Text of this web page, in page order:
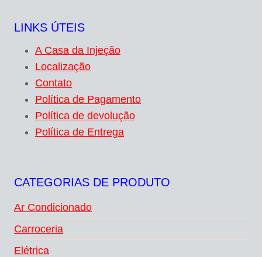
LINKS ÚTEIS
A Casa da Injeção
Localização
Contato
Política de Pagamento
Política de devolução
Política de Entrega
CATEGORIAS DE PRODUTO
Ar Condicionado
Carroceria
Elétrica